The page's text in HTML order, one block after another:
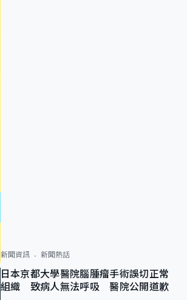
新聞資訊 新聞熱話
日本京都大學醫院腦腫瘤手術誤切正常
組織 致病人無法呼吸 醫院公開道歉